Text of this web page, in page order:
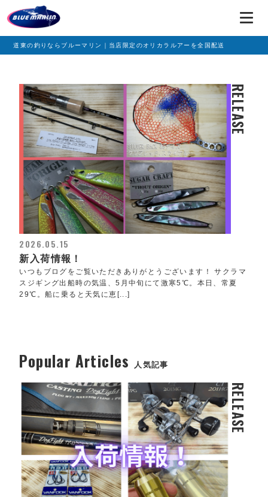
道東の釣りならブルーマリン｜当店限定のオリカラルアーを全国配送
RELEASE
2026.05.15
新入荷情報！
いつもブログをご覧いただきありがとうございます！ サクラマ
スジギング出船時の気温、5月中旬にて激寒5℃。本日、常夏
29℃。船に乗ると天気に恵[...]
Popular Articles 人気記事
RELEASE